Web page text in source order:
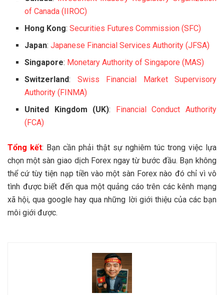
Singapore:Monetary Authority of Singapore (MAS)
Switzerland :
Swiss Financial Market Supervisory
(FCA)
Tổng kết: Bạn cần phải thật sự nghiêm túc trong việc lựa
chọn một sàn giao dịch Forex ngay từ bước đầu. Bạn không
thể cứ tùy tiện nạp tiền vào một sàn Forex nào đó chỉ vì vô
xã hội, qua google hay qua những lời giới thiệu của các bạn
môi giới được.
Phú Lê
Bài viết này được viết bởi Phú Lê - với hơn 10 năm kinh
nghiệm trong giao dịch Forex, chứng khoán và cả Crypto.
Từng trải qua khá nhiều thăng trầm, thắng lợi có, thua lỗ